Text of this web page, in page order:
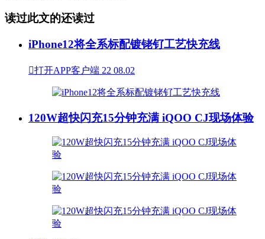
读过此文的还读过
iPhone12将全系标配镀铑钌工艺快充线
打开APP客户端 22 08.02
120W超快闪充15分钟充满 iQOO CJ现场体验